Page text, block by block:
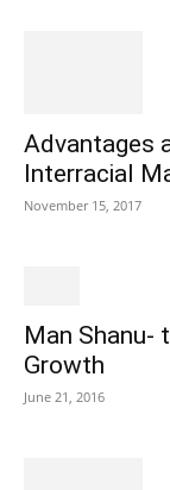
Advantages
Interracial
November 15, 2017
Man Shanu-
Growth
June 21, 2016